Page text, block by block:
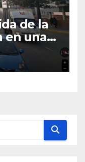
de la
en una